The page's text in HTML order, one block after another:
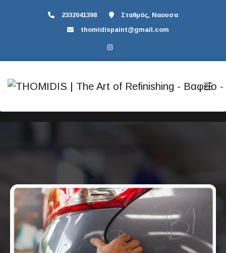
2332041398
Σταθμός, Ναουσα
thomidispaint@gmail.com